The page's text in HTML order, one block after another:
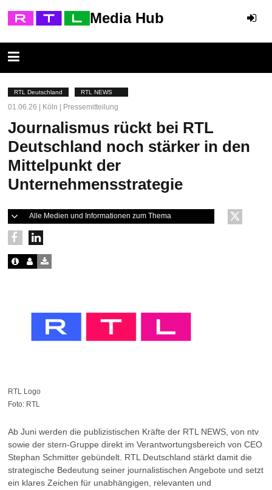
Media Hub
RTL Deutschland RTL NEWS
01.06.26 | Köln | Pressemitteilung
Journalismus rückt bei RTL
Deutschland noch stärker in den
Mittelpunkt der
Unternehmensstrategie
Alle Medien und Informationen zum Thema
RTL Logo
Foto: RTL
Ab Juni werden die publizistischen Kräfte der RTL NEWS, von ntv
sowie der stern-Gruppe direkt im Verantwortungsbereich von CEO
Stephan Schmitter gebündelt. RTL Deutschland stärkt damit die
strategische Bedeutung seiner journalistischen Angebote und setzt
ein klares Zeichen für unabhängigen, relevanten und